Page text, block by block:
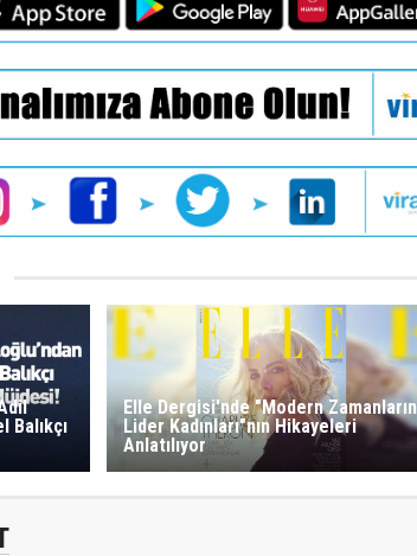
Balıkçı
Elle Dergisi'nde "Modern Zamanların
Lider Kadınları"nın Hikayeleri
Anlatılıyor